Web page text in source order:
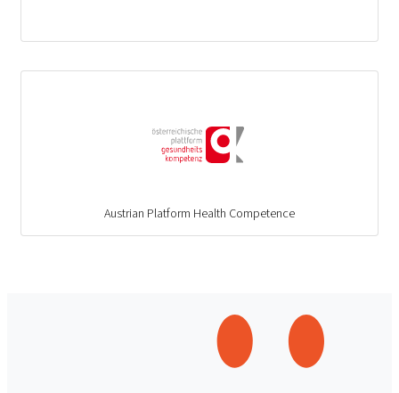
Austrian Platform Health Competence